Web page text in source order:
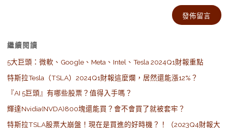
繼續閱讀
5大巨頭：微軟、Google、Meta、Intel、Tesla 2024Q1財報重點
特斯拉Tesla（TSLA）2024Q1財報這麼爛，居然還能漲12%？
『AI 5巨頭』有哪些股票？值得入手嗎？
輝達Nvidia(NVDA)800塊還能買？會不會買了就被套牢？
特斯拉TSLA股票大崩盤！現在是買進的好時機？！（2023Q4財報大